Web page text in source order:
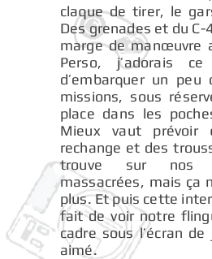
claque de tirer, le
Des grenades et du
marge de manœuvre
Perso, j’adorais
d’embarquer un
missions, sous
place dans les
Mieux vaut prévoir
rechange et des
trouve sur nos
massacrées, mais ça
plus. Et puis cette
fait de voir notre
cadre sous l’écran
aimé.